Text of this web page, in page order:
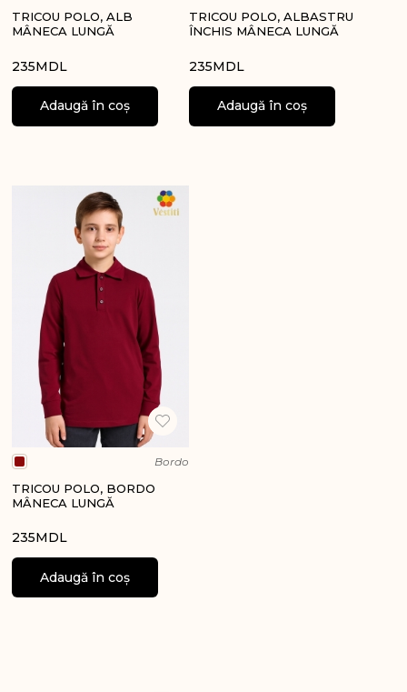
TRICOU POLO, ALB
MÂNECA LUNGĂ
235MDL
Adaugă în coș
TRICOU POLO, ALBASTRU
ÎNCHIS MÂNECA LUNGĂ
235MDL
Adaugă în coș
Bordo
TRICOU POLO, BORDO
MÂNECA LUNGĂ
235MDL
Adaugă în coș